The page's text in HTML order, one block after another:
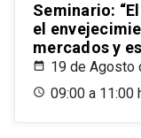
Seminario:
el
mercados y
19 de Agosto
09:00 a 11:00